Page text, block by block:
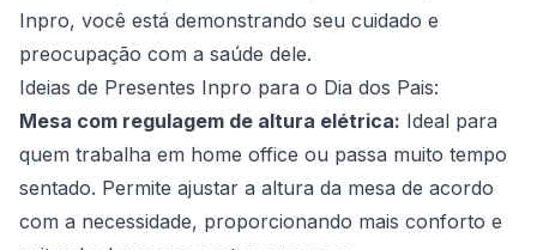
Inpro, você está demonstrando seu cuidado e
preocupação com a saúde dele.
Ideias de Presentes Inpro para o Dia dos Pais:
Mesa com regulagem de altura elétrica: Ideal para
quem trabalha em home office ou passa muito tempo
sentado. Permite ajustar a altura da mesa de acordo
com a necessidade, proporcionando mais conforto e